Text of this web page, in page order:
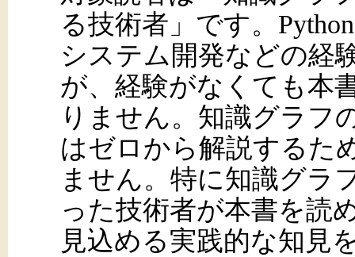
る技術者」です。
システム開発などの経
が、経験がなくても本
りません。知識グラフ
はゼロから解説するた
ません。特に知識グラ
った技術者が本書を読
見込める実践的な知見